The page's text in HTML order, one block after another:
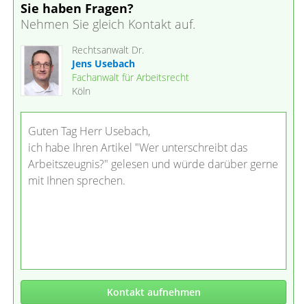
Sie haben Fragen?
Nehmen Sie gleich Kontakt auf.
Rechtsanwalt Dr.
Jens Usebach
Fachanwalt für Arbeitsrecht
Köln
Guten Tag Herr Usebach,
ich habe Ihren Artikel "Wer unterschreibt das
Arbeitszeugnis?" gelesen und würde darüber gerne
mit Ihnen sprechen.
Kontakt aufnehmen